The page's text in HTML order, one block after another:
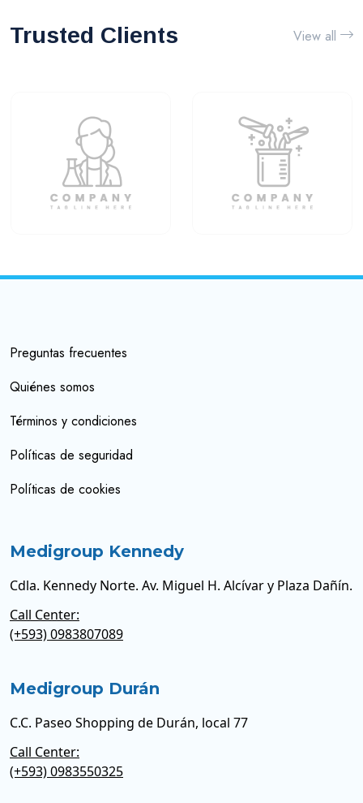
Trusted Clients View all
Preguntas frecuentes
Quiénes somos
Términos y condiciones
Políticas de seguridad
Políticas de cookies
Medigroup Kennedy
Cdla. Kennedy Norte. Av. Miguel H. Alcívar y Plaza Dañín.
Call Center:
(+593) 0983807089
Medigroup Durán
C.C. Paseo Shopping de Durán, local 77
Call Center:
(+593) 0983550325